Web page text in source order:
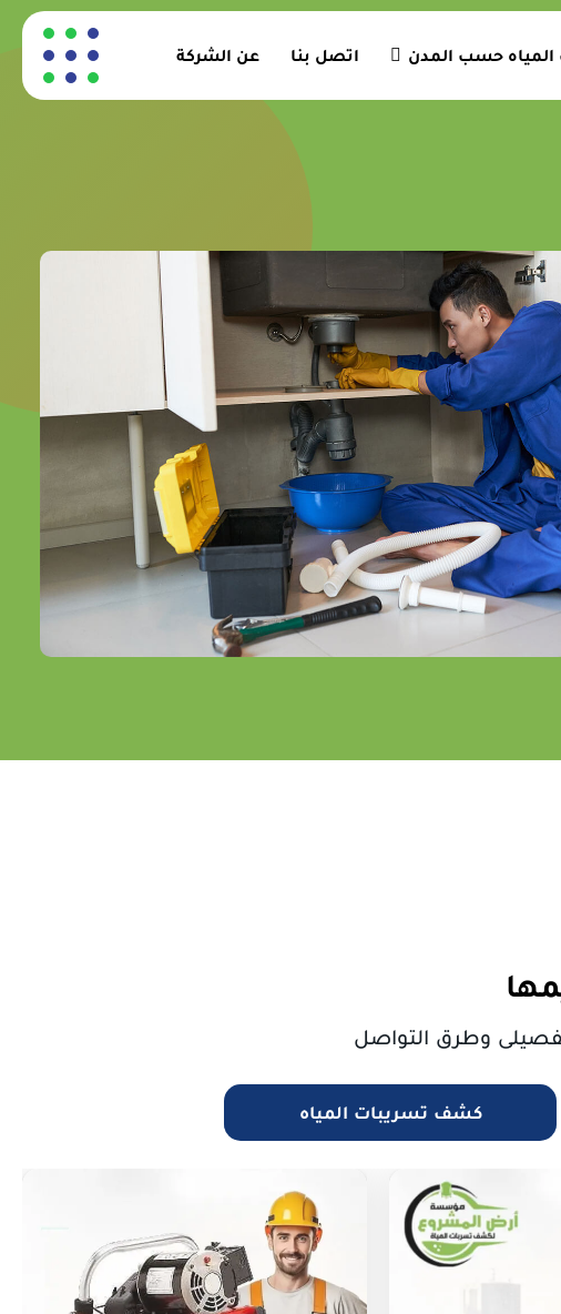
المياه حسب المدن اتصل بنا عن الشركة
وطرق التواصل
كشف تسريبات المياه